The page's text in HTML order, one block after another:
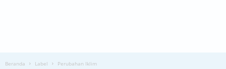
Beranda Label Perubahan Iklim